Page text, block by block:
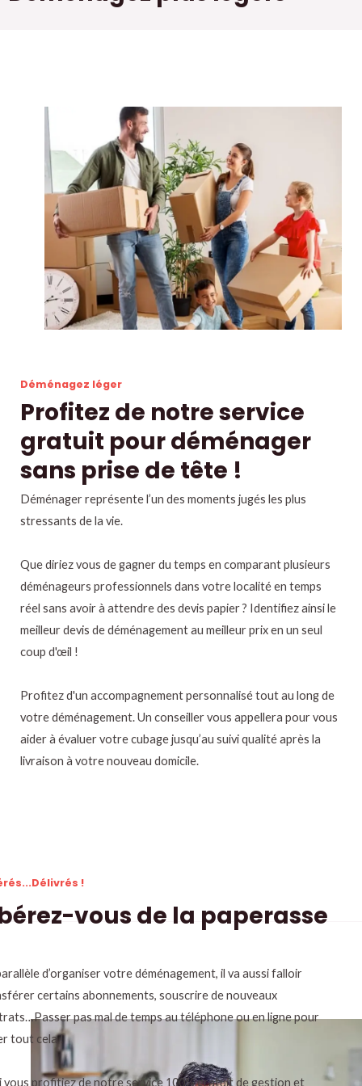
Déménagez léger
Profitez de notre service
gratuit pour déménager
sans prise de tête !
Déménager représente l’un des moments jugés les plus
stressants de la vie.
Que diriez vous de gagner du temps en comparant plusieurs
déménageurs professionnels dans votre localité en temps
réel sans avoir à attendre des devis papier ? Identifiez ainsi le
meilleur devis de déménagement au meilleur prix en un seul
coup d'œil !
Profitez d'un accompagnement personnalisé tout au long de
votre déménagement. Un conseiller vous appellera pour vous
aider à évaluer votre cubage jusqu’au suivi qualité après la
livraison à votre nouveau domicile.
!
vous de la paperasse
d’organiser votre déménagement, il va aussi falloir
certains abonnements, souscrire de nouveaux
pas mal de temps au téléphone ou en ligne pour
tout cela !
vous profitiez de notre service 100% gratuit de gestion et